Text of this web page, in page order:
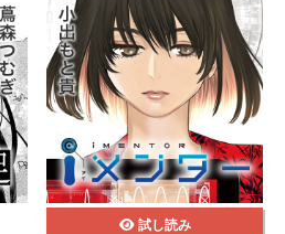
試し読み